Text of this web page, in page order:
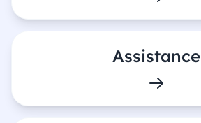
Assistance